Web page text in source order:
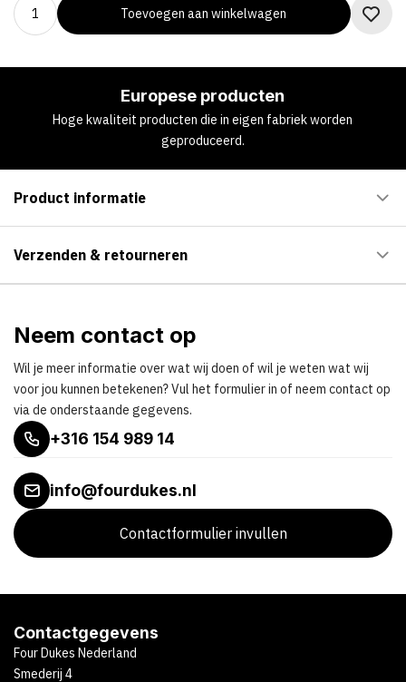
Toevoegen aan winkelwagen
Europese producten
Hoge kwaliteit producten die in eigen fabriek worden
geproduceerd.
Product informatie
Verzenden & retourneren
Neem contact op
Wil je meer informatie over wat wij doen of wil je weten wat wij
voor jou kunnen betekenen? Vul het formulier in of neem contact op
via de onderstaande gegevens.
+316 154 989 14
info@fourdukes.nl
Contactformulier invullen
Contactgegevens
Four Dukes Nederland
Smederij 4